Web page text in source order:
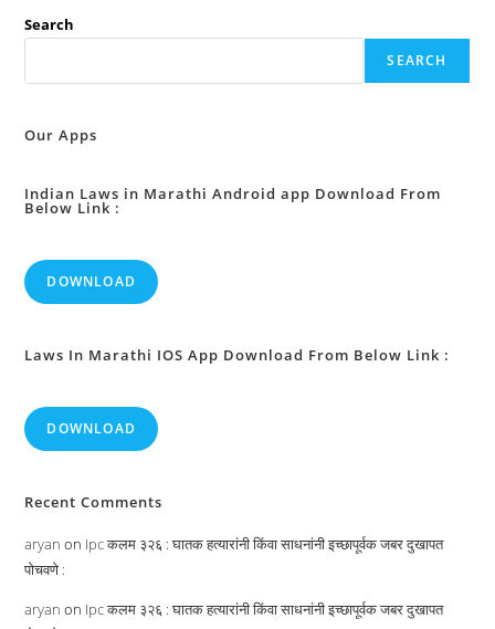
:
Search
SEARCH
Our Apps
Indian Laws in Marathi Android app Download From
Below Link :
DOWNLOAD
Laws In Marathi IOS App Download From Below Link :
DOWNLOAD
Recent Comments
aryan on Ipc कलम ३२६ : घातक हत्यारांनी किंवा साधनांनी इच्छापूर्वक जबर दुखापत
पोचवणे :
aryan on Ipc कलम ३२६ : घातक हत्यारांनी किंवा साधनांनी इच्छापूर्वक जबर दुखापत